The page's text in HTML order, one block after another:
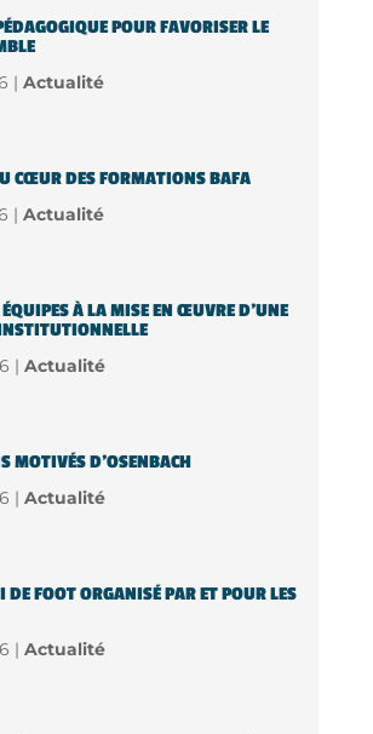
POUR FAVORISER LE
| Actualité
CŒUR DES FORMATIONS BAFA
| Actualité
ÉQUIPES À LA MISE EN ŒUVRE D’UNE
| Actualité
MOTIVÉS D’OSENBACH
| Actualité
FOOT ORGANISÉ PAR ET POUR LES
| Actualité